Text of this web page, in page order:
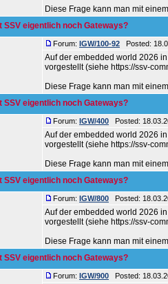
Diese Frage kann man mit
SSV eigentlich noch Gateways?
Forum: IGW/100-92 Posted:
Auf der embedded world 2026
vorgestellt (siehe https://ssv-
Diese Frage kann man mit
SSV eigentlich noch Gateways?
Forum: IGW/400 Posted:
Auf der embedded world 2026
vorgestellt (siehe https://ssv-
Diese Frage kann man mit
SSV eigentlich noch Gateways?
Forum: IGW/800 Posted:
Auf der embedded world 2026
vorgestellt (siehe https://ssv-
Diese Frage kann man mit
SSV eigentlich noch Gateways?
Forum: IGW/900 Posted: